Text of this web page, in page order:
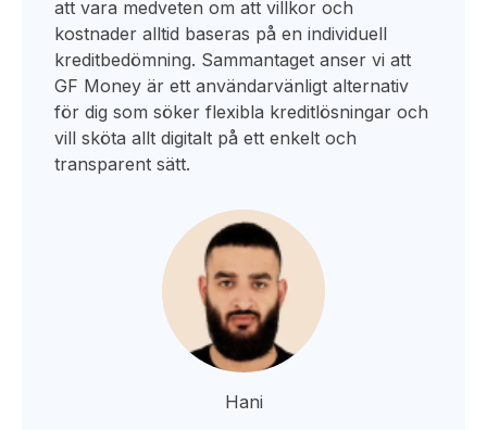
att vara medveten om att villkor och
kostnader alltid baseras på en individuell
kreditbedömning. Sammantaget anser vi att
GF Money är ett användarvänligt alternativ
för dig som söker flexibla kreditlösningar och
vill sköta allt digitalt på ett enkelt och
transparent sätt.
Hani